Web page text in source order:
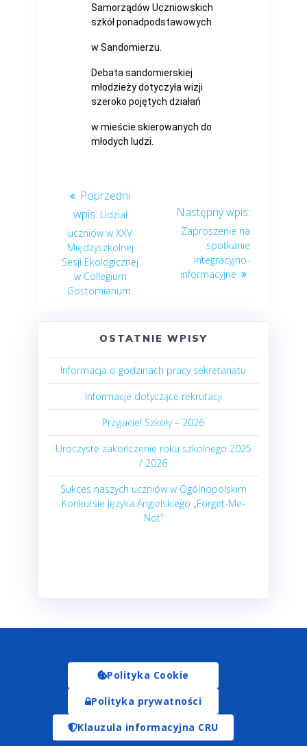
Samorządów Uczniowskich
szkół ponadpodstawowych
w Sandomierzu.
Debata sandomierskiej
młodzieży dotyczyła wizji
szeroko pojętych działań
w mieście skierowanych do
młodych ludzi.
Udział
uczniów w XXV
Międzyszkolnej
Sesji Ekologicznej
w Collegium
Gostomianum.
Zaproszenie na
spotkanie
integracyjno-
informacyjne
OSTATNIE WPISY
Informacja o godzinach pracy sekretariatu
Informacje dotyczące rekrutacji
Przyjaciel Szkoły – 2026
Uroczyste zakończenie roku szkolnego 2025
/ 2026
Sukces naszych uczniów w Ogólnopolskim
Konkursie Języka Angielskiego „Forget-Me-
Not”
Polityka Cookie
Polityka prywatności
Klauzula informacyjna CRU